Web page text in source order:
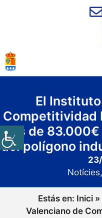
El
Competitividad
más de
del polígono
Notícies,
Estás en: Inici »
Valenciano de